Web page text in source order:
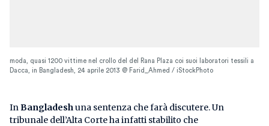
moda, quasi 1200 vittime nel crollo del del Rana Plaza coi suoi laboratori tessili a
Dacca, in Bangladesh, 24 aprile 2013 @ Farid_Ahmed / iStockPhoto
InBangladeshuna sentenza che farà discutere. Un
tribunale dell’Alta Corte ha infatti stabilito che